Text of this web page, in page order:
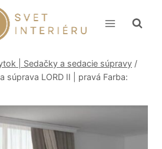
| Sedačky a sedacie súpravy /
súprava LORD II | pravá Farba: